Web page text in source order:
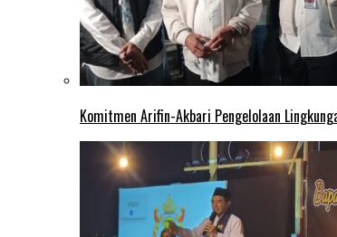
Komitmen Arifin-Akbari Pengelolaan